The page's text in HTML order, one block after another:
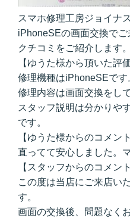
スマホ修理工房ジョイナ
iPhoneSEの画面交換で
クチコミをご紹介します。
【ゆうた様から頂いた評価
修理機種はiPhoneSEです
修理内容は画面交換をし
スタッフ説明は分かりや
です。
【ゆうた様からのコメント
直ってて安心しました。
【スタッフからのコメント
この度は当店にご来店い
す。
画面の交換後、問題なく